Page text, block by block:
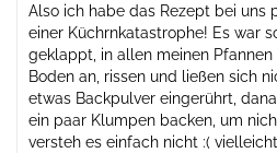
Also ich habe das Rezept bei uns
einer Küchrnkatastrophe! Es war
geklappt, in allen meinen
Boden an, rissen und ließen sich
etwas Backpulver eingerührt,
ein paar Klumpen backen, um
versteh es einfach nicht :(